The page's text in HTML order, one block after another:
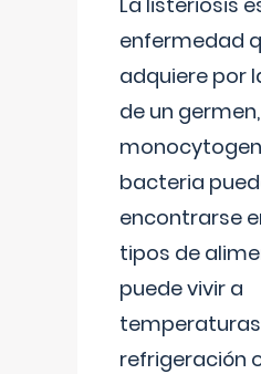
enfermedad
adquiere por
de un
bacteria
encontrarse
tipos de
puede vivir a
refrigeración